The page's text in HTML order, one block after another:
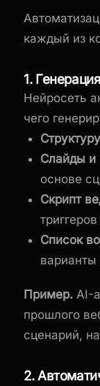
каждый из
1.
Нейросеть
чего
Слайды и
основе
Скрипт
Список
варианты
Пример. AI-
прошлого
сценарий,
2.